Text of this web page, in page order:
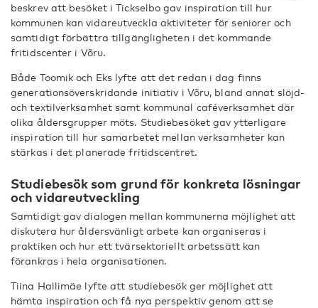
beskrev att besöket i Tickselbo gav inspiration till hur
kommunen kan vidareutveckla aktiviteter för seniorer och
samtidigt förbättra tillgängligheten i det kommande
fritidscenter i Võru.
Både Toomik och Eks lyfte att det redan i dag finns
generationsöverskridande initiativ i Võru, bland annat slöjd-
och textilverksamhet samt kommunal caféverksamhet där
olika åldersgrupper möts. Studiebesöket gav ytterligare
inspiration till hur samarbetet mellan verksamheter kan
stärkas i det planerade fritidscentret.
Studiebesök som grund för konkreta lösningar
ochvidareutveckling
Samtidigt gav dialogen mellan kommunerna möjlighet att
diskutera hur åldersvänligt arbete kan organiseras i
praktiken och hur ett tvärsektoriellt arbetssätt kan
förankras i hela organisationen.
Tiina Hallimäe lyfte att studiebesök ger möjlighet att
hämta inspiration och få nya perspektiv genom att se